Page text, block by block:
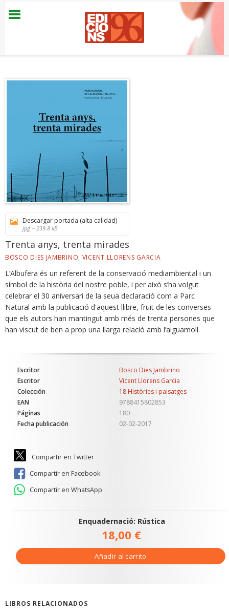
Descargar portada (alta calidad)
jpg ~ 239.8 kB
Trenta anys, trenta mirades
BOSCO DIES JAMBRINO, VICENT LLORENS GARCIA
L’Albufera és un referent de la conservació mediambiental i un
símbol de la història del nostre poble, i per això s’ha volgut
celebrar el 30 aniversari de la seua declaració com a Parc
Natural amb la publicació d'aquest llibre, fruit de les converses
que els autors han mantingut amb més de trenta persones que
han viscut de ben a prop una llarga relació amb l’aiguamoll.
Escritor
Bosco Dies Jambrino
Escritor
Vicent Llorens Garcia
Colección
18 Històries i paisatges
EAN
9788415802853
Páginas
180
Fecha publicación
02-02-2017
Compartir en Twitter
Compartir en Facebook
Compartir en WhatsApp
Enquadernació: Rústica
18,00 €
Añadir al carrito
LIBROS RELACIONADOS